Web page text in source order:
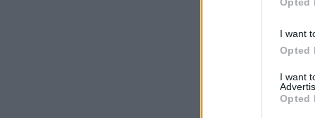
I want
Opted
I want
Opted